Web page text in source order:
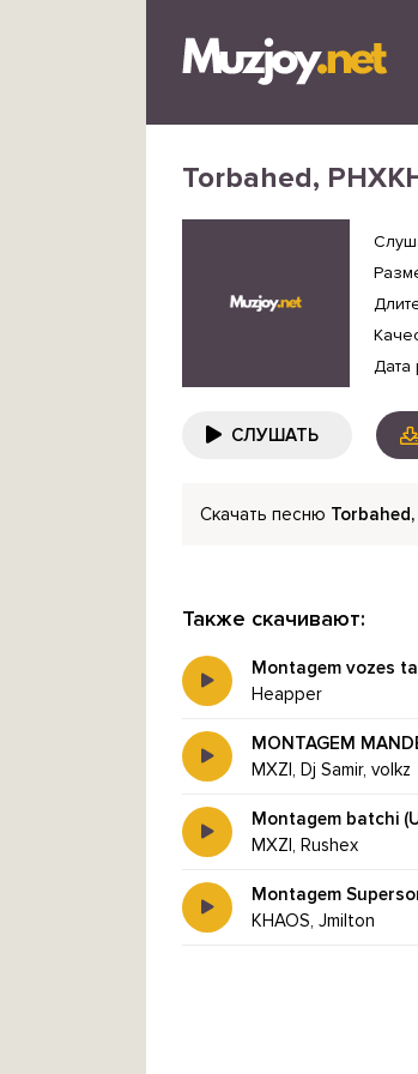
Torbahed,
Дата
СЛУШАТЬ
Скачать песню
Также скачивают:
Montagem vozes
Heapper
MONTAGEM
MXZI, Dj Samir, volkz
Montagem batchi
MXZI, Rushex
Montagem
KHAOS, Jmilton